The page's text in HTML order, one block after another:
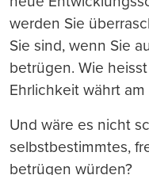
werden Sie
Sie sind, wenn Sie
betrügen. Wie
Ehrlichkeit währt
Und wäre es nicht
selbstbestimmtes,
betrügen würden?